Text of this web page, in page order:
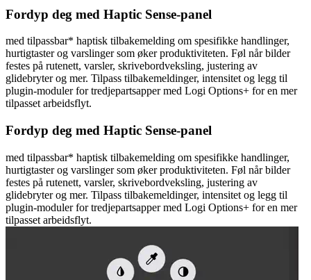
Fordyp deg med Haptic Sense-panel
med tilpassbar* haptisk tilbakemelding om spesifikke handlinger,
hurtigtaster og varslinger som øker produktiviteten. Føl når bilder
festes på rutenett, varsler, skrivebordveksling, justering av
glidebryter og mer. Tilpass tilbakemeldinger, intensitet og legg til
plugin-moduler for tredjepartsapper med Logi Options+ for en mer
tilpasset arbeidsflyt.
Fordyp deg med Haptic Sense-panel
med tilpassbar* haptisk tilbakemelding om spesifikke handlinger,
hurtigtaster og varslinger som øker produktiviteten. Føl når bilder
festes på rutenett, varsler, skrivebordveksling, justering av
glidebryter og mer. Tilpass tilbakemeldinger, intensitet og legg til
plugin-moduler for tredjepartsapper med Logi Options+ for en mer
tilpasset arbeidsflyt.